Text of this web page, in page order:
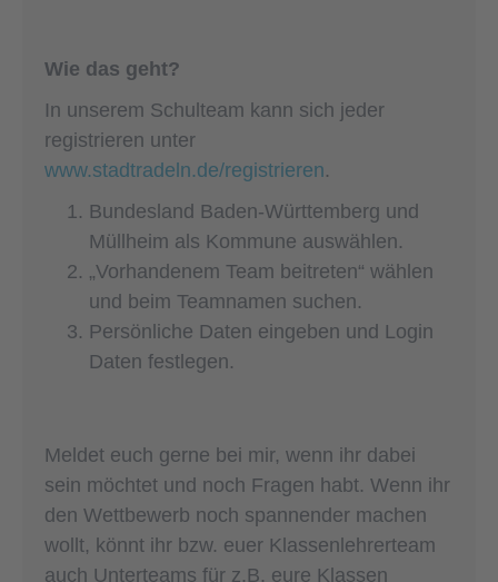
Wie das geht?
In unserem Schulteam kann sich jeder
registrieren unter
www.stadtradeln.de/registrieren.
Bundesland Baden-Württemberg und
Müllheim als Kommune auswählen.
„Vorhandenem Team beitreten“ wählen
und beim Teamnamen suchen.
Persönliche Daten eingeben und Login
Daten festlegen.
Meldet euch gerne bei mir, wenn ihr dabei
sein möchtet und noch Fragen habt. Wenn ihr
den Wettbewerb noch spannender machen
wollt, könnt ihr bzw. euer Klassenlehrerteam
auch Unterteams für z.B. eure Klassen